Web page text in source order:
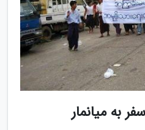
به میانمار